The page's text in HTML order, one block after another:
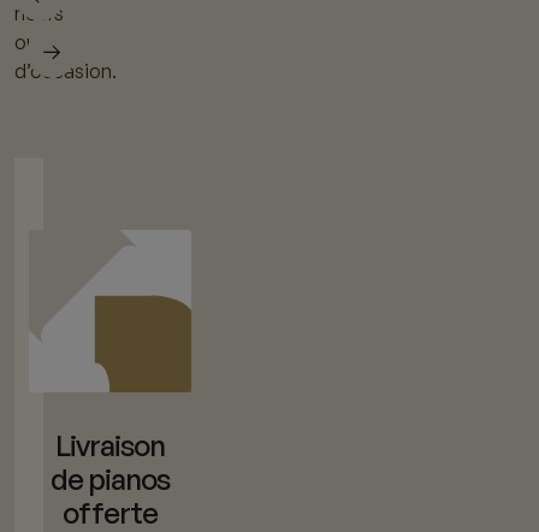
neufs
ou
d’occasion.
Livraison
de pianos
offerte